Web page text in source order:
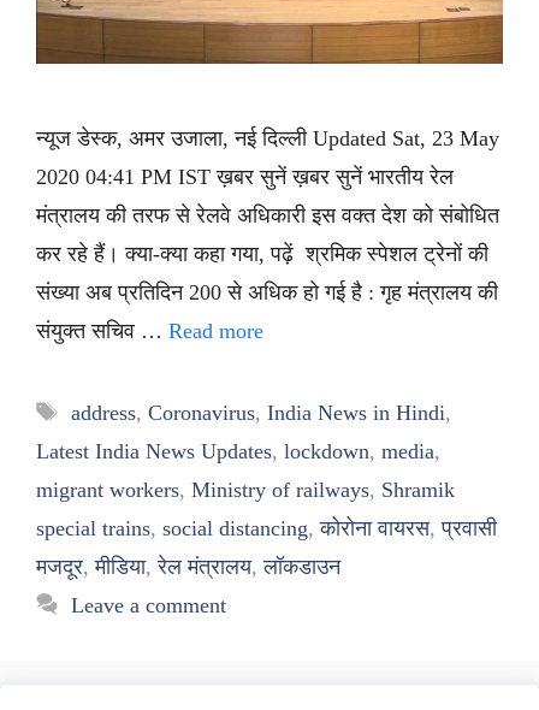
न्यूज डेस्क, अमर उजाला, नई दिल्ली Updated Sat, 23 May
2020 04:41 PM IST ख़बर सुनें ख़बर सुनें भारतीय रेल
मंत्रालय की तरफ से रेलवे अधिकारी इस वक्त देश को संबोधित
कर रहे हैं। क्या-क्या कहा गया, पढ़ें श्रमिक स्पेशल ट्रेनों की
संख्या अब प्रतिदिन 200 से अधिक हो गई है : गृह मंत्रालय की
संयुक्त सचिव … Read more
Tags
address, Coronavirus, India News in Hindi,
Latest India News Updates, lockdown, media,
migrant workers, Ministry of railways, Shramik
special trains, social distancing,कोरोना वायरस,प्रवासी
मजदूर,मीडिया,रेल मंत्रालय,लॉकडाउन
Leave a comment